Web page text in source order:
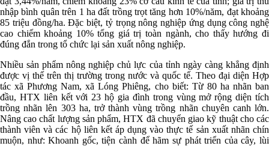
nhập bình quân trên 1 ha đất trồng trọt tăng hơn 10%/năm, đạt khoảng
85 triệu đồng/ha. Đặc biệt, tỷ trọng nông nghiệp ứng dụng công nghệ
cao chiếm khoảng 10% tổng giá trị toàn ngành, cho thấy hướng đi
đúng đắn trong tổ chức lại sản xuất nông nghiệp.
Nhiều sản phẩm nông nghiệp chủ lực của tỉnh ngày càng khẳng định
được vị thế trên thị trường trong nước và quốc tế. Theo đại diện Hợp
tác xã Phương Nam, xã Lóng Phiêng, cho biết: Từ 80 ha nhãn ban
đầu, HTX liên kết với 23 hộ gia đình trong vùng mở rộng diện tích
trồng nhãn lên 303 ha, trở thành vùng trồng nhãn chuyên canh lớn.
Nâng cao chất lượng sản phẩm, HTX đã chuyển giao kỹ thuật cho các
thành viên và các hộ liên kết áp dụng vào thực tế sản xuất nhãn chín
muộn, như: Khoanh gốc, tiện cành để hãm sự phát triển của cây, lùi